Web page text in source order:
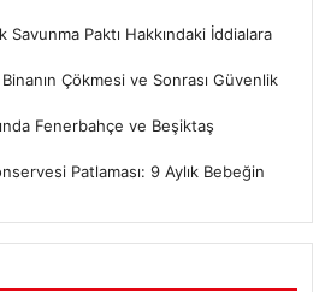
Savunma Paktı Hakkındaki İddialara
Çökmesi ve Sonrası Güvenlik
Fenerbahçe ve Beşiktaş
Patlaması: 9 Aylık Bebeğin